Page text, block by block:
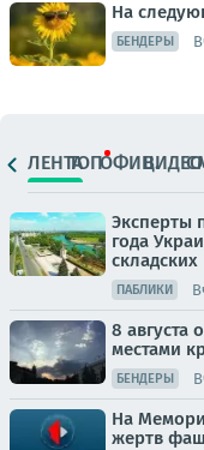
На
БЕНДЕРЫ
ЛЕНТАТОПОФИЦ.ВИДЕО
Эксперты
года
ПАБЛИКИ
8 августа
местами
БЕНДЕРЫ
На
жертв